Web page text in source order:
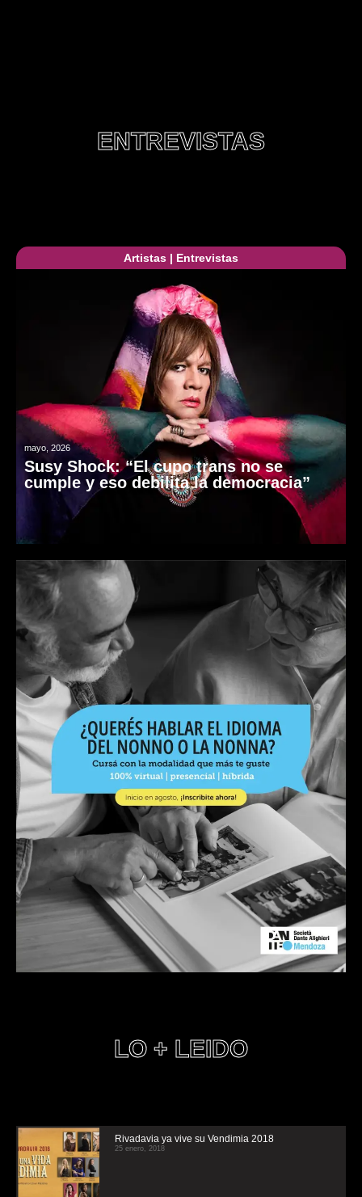
ENTREVISTAS
Artistas | Entrevistas
mayo, 2026
Susy Shock: “El cupo trans no se
cumple y eso debilita la democracia”
LO + LEIDO
Rivadavia ya vive su Vendimia 2018
25 enero, 2018